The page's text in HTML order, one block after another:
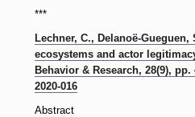
***
Lechner, C., Delanoë-
ecosystems and actor
Behavior & Research, 28(9),
2020-016
Abstract